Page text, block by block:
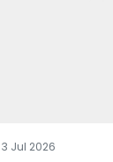
3 Jul 2026